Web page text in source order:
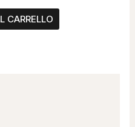
CARRELLO